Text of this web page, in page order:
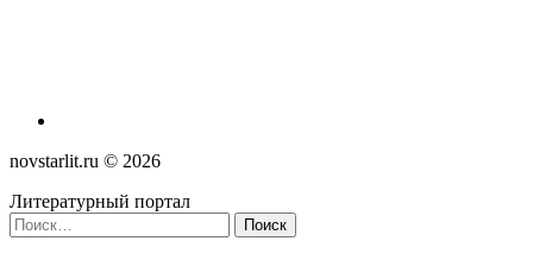
novstarlit.ru © 2026
Литературный портал
Найти: